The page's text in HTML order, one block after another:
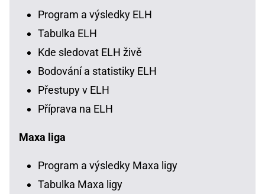
Program a výsledky ELH
Tabulka ELH
Kde sledovat ELH živě
Bodování a statistiky ELH
Přestupy v ELH
Příprava na ELH
Maxa liga
Program a výsledky Maxa ligy
Tabulka Maxa ligy